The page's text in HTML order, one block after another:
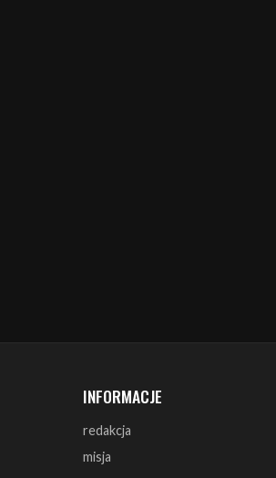
redakcja
warunki prawne
polityka cookies
reklama